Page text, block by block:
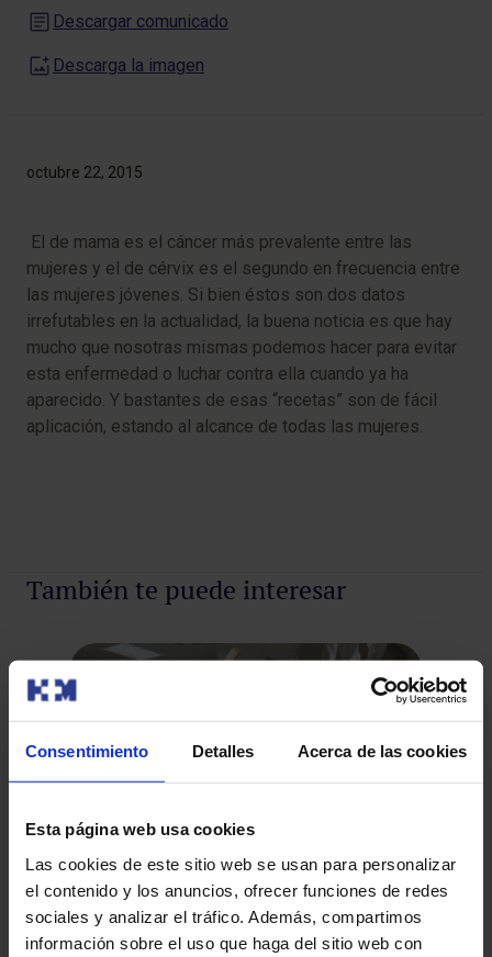
Consentimiento Detalles Acerca de las cookies
Esta página web usa cookies
Las cookies de este sitio web se usan para personalizar
el contenido y los anuncios, ofrecer funciones de redes
sociales y analizar el tráfico. Además, compartimos
información sobre el uso que haga del sitio web con
octubre 22, 2015
El de mama es el cáncer más prevalente entre las
mujeres y el de cérvix es el segundo en frecuencia entre
las mujeres jóvenes. Si bien éstos son dos datos
irrefutables en la actualidad, la buena noticia es que hay
mucho que nosotras mismas podemos hacer para evitar
esta enfermedad o luchar contra ella cuando ya ha
aparecido. Y bastantes de esas “recetas” son de fácil
aplicación, estando al alcance de todas las mujeres.
Descargar comunicado
Descarga la imagen
También te puede interesar
El Hospital Modelo pone en marcha una